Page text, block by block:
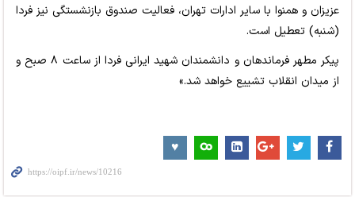
عزیزان و همنوا با سایر ادارات تهران، فعالیت صندوق بازنشستگی نیز فردا
(شنبه) تعطیل است.
پیکر مطهر فرماندهان و دانشمندان شهید ایرانی فردا از ساعت ۸ صبح و
از میدان انقلاب تشییع خواهد شد.»